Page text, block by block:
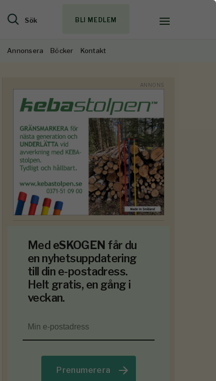
Sök BLI MEDLEM
Annonsera Böcker Kontakt
Med eSKOGEN får du
en nyhetsuppdatering
till din e-postadress.
Helt gratis, en gång i
veckan.
Prenumerera